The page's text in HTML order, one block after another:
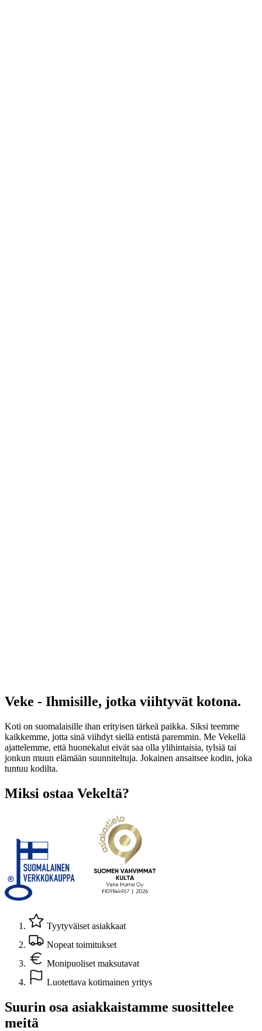
Veke - Ihmisille, jotka viihtyvät kotona.
Koti on suomalaisille ihan erityisen tärkeä paikka. Siksi teemme
kaikkemme, jotta sinä viihdyt siellä entistä paremmin. Me Vekellä
ajattelemme, että huonekalut eivät saa olla ylihintaisia, tylsiä tai
jonkun muun elämään suunniteltuja. Jokainen ansaitsee kodin, joka
tuntuu kodilta.
Miksi ostaa Vekeltä?
Tyytyväiset asiakkaat
Nopeat toimitukset
Monipuoliset maksutavat
Luotettava kotimainen yritys
Suurin osa asiakkaistamme suosittelee
meitä